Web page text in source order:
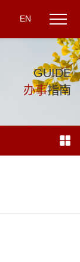
EN
GUIDE
办事指南